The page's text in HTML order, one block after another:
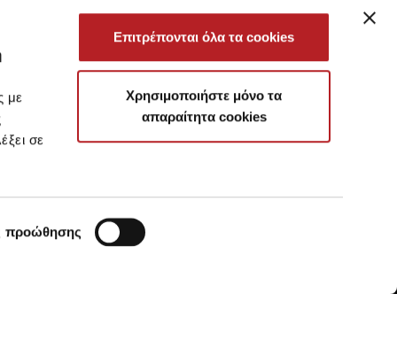
με
σε
προώθησης
Επιτρέπονται όλα τα cookies
Χρησιμοποιήστε μόνο τα
απαραίτητα cookies